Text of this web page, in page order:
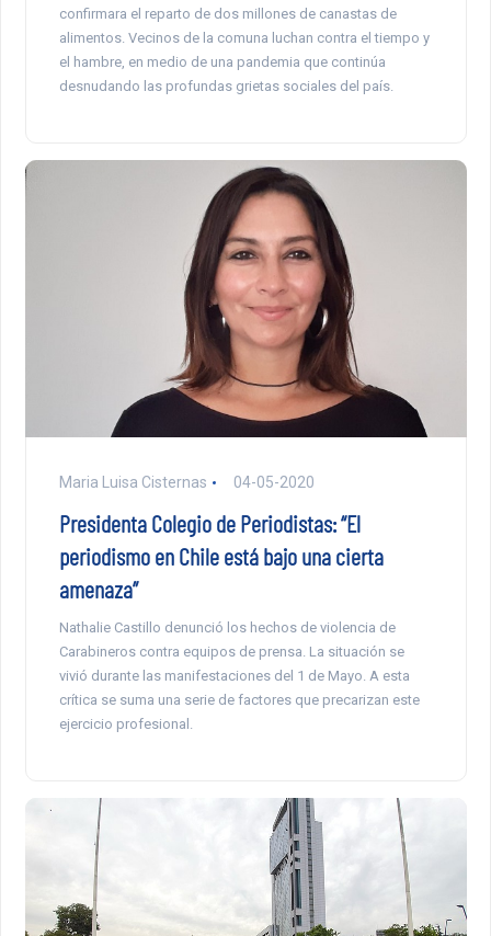
confirmara el reparto de dos millones de canastas de
alimentos. Vecinos de la comuna luchan contra el tiempo y
el hambre, en medio de una pandemia que continúa
desnudando las profundas grietas sociales del país.
Maria Luisa Cisternas 04-05-2020
Presidenta Colegio de Periodistas: “El
periodismo en Chile está bajo una cierta
amenaza”
Nathalie Castillo denunció los hechos de violencia de
Carabineros contra equipos de prensa. La situación se
vivió durante las manifestaciones del 1 de Mayo. A esta
crítica se suma una serie de factores que precarizan este
ejercicio profesional.